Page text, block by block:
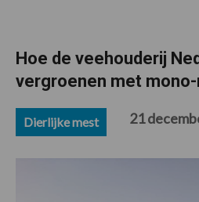
Hoe de veehouderij
vergroenen met
Dierlijke mest 21